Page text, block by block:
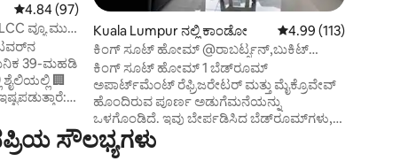
5 ರಲ್ಲಿ 4.84 ಸರಾಸರಿ ರೇಟಿಂಗ್, 97 ವಿಮರ್ಶೆಗಳು
4.84 (97)
ವ್ಯೂ ಮುಜಿ
39-ಮಹಡಿ
🏢
ಲೌಂಜ್ +
Kuala Lumpur ನಲ್ಲಿ ಕಾಂಡೋ 5 ರಲ್ಲಿ 4.99 ಸರಾಸರಿ
4.99 (113)
ಕಿಂಗ್ ಸೂಟ್ ಹೋಮ್ @ರಾಬರ್ಟ್ಸನ್,ಬುಕಿಟ್
ಬಿಂಟಾಂಗ್吉隆坡武吉免登·公寓
ಕಿಂಗ್ ಸೂಟ್ ಹೋಮ್ 1 ಬೆಡ್‌ರೂಮ್
ಅಪಾರ್ಟ್‌ಮೆಂಟ್ ರೆಫ್ರಿಜರೇಟರ್ ಮತ್ತು ಮೈಕ್ರೊವೇವ್
ಹೊಂದಿರುವ ಪೂರ್ಣ ಅಡುಗೆಮನೆಯನ್ನು
ಒಳಗೊಂಡಿದೆ. ಇವು ಬೇರ್ಪಡಿಸಿದ ಬೆಡ್‌ರೂಮ್‌ಗಳು,
ಲಿವಿಂಗ್ ರೂಮ್ ಮತ್ತು ಡೈನಿಂಗ್ ಪ್ರದೇಶವನ್ನು
ಹೊಂದಿರುವ ಕುಟುಂಬ ಶೈಲಿಯ ಸೂಟ್ ಆಗಿವೆ.
ಸೌಲಭ್ಯಗಳು